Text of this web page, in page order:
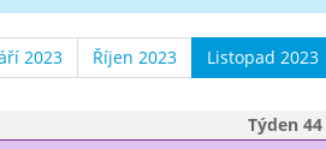
2023 Říjen 2023 Listopad 2023
Týden 44